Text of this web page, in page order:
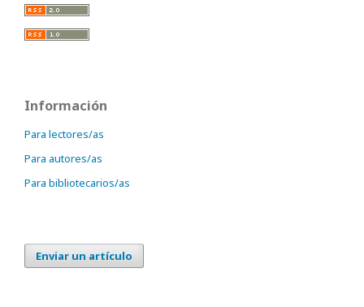
Información
Para lectores/as
Para autores/as
Para bibliotecarios/as
Enviar un artículo